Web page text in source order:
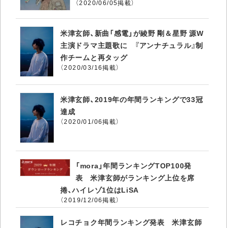
（2020/06/05掲載）
米津玄師、新曲「感電」が綾野 剛＆星野 源W
主演ドラマ主題歌に 『アンナチュラル』制
作チームと再タッグ
（2020/03/16掲載）
米津玄師、2019年の年間ランキングで33冠
達成
（2020/01/06掲載）
「mora」年間ランキングTOP100発
表 米津玄師がランキング上位を席
捲、ハイレゾ1位はLiSA
（2019/12/06掲載）
レコチョク年間ランキング発表 米津玄師